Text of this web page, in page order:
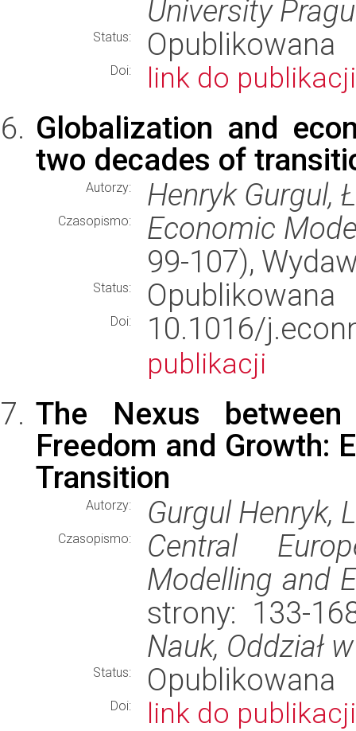
University
Status: Opublikowana
Doi: link do publikacji
Globalization and
two decades of
Autorzy: Henryk Gurgul,
Czasopismo:
Economic
99-107),
Status: Opublikowana
Doi: 10.1016/
publikacji
The Nexus
Freedom and Growth:
Transition
Autorzy: Gurgul Henryk,
Czasopismo:
Central
Modelling and
strony: 133-
Nauk, Oddział
Status: Opublikowana
Doi: link do publikacji